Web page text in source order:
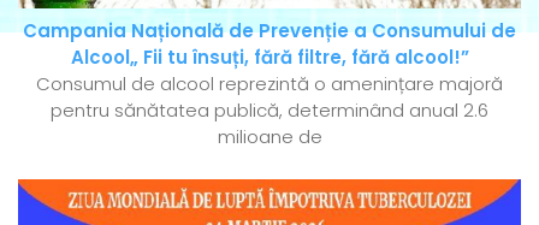
Campania Națională de Prevenție a Consumului de
Alcool„ Fii tu însuți, fără filtre, fără alcool!”
Consumul de alcool reprezintă o amenințare majoră
pentru sănătatea publică, determinând anual 2.6
milioane de